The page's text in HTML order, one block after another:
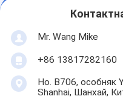
Mr. Wang Mike
+86 13817282160
Но. B706, особняк
Shanhai, Шанхай,